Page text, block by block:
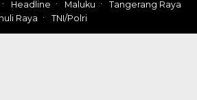
Headline Maluku
Tangerang Raya
Raya
TNI/Polri